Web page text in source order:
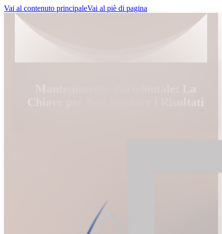
Vai al contenuto principaleVai al piè di pagina
Chiave per Non Perdere i Risultati